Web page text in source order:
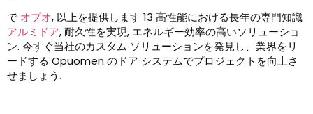
で オプオ, 以上を提供します 13 高性能における長年の専門知識
アルミドア, 耐久性を実現, エネルギー効率の高いソリューショ
ン. 今すぐ当社のカスタム ソリューションを発見し、業界をリ
ードする Opuomen のドア システムでプロジェクトを向上さ
せましょう.